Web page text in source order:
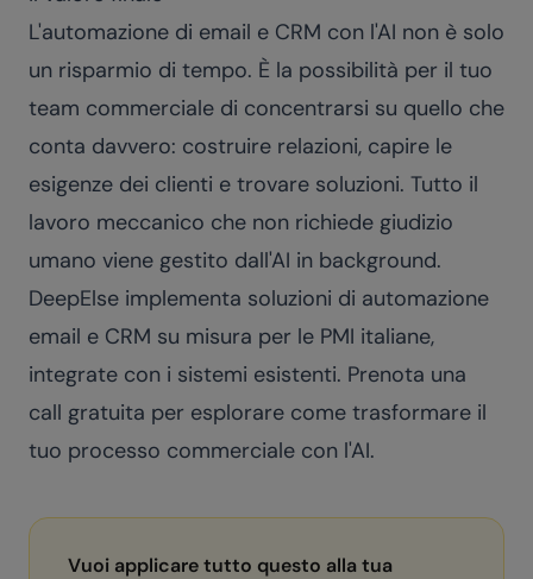
L'automazione di email e CRM con l'AI non è solo
un risparmio di tempo. È la possibilità per il tuo
team commerciale di concentrarsi su quello che
conta davvero: costruire relazioni, capire le
esigenze dei clienti e trovare soluzioni. Tutto il
lavoro meccanico che non richiede giudizio
umano viene gestito dall'AI in background.
DeepElse implementa soluzioni di automazione
email e CRM su misura per le PMI italiane,
integrate con i sistemi esistenti. Prenota una
call gratuita per esplorare come trasformare il
tuo processo commerciale con l'AI.
Vuoi applicare tutto questo alla tua